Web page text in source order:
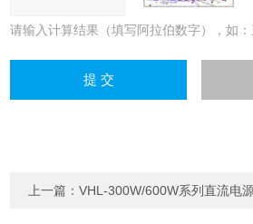
请输入计算结果（填写阿拉伯数字），如
上一篇：VHL-300W/600W系列直流电